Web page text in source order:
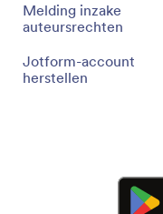
Melding inzake
auteursrechten
Jotform-account
herstellen